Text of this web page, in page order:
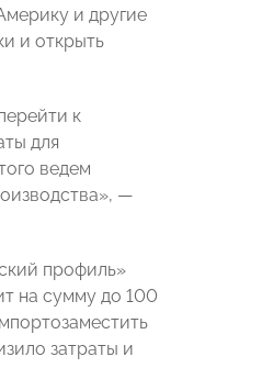
и другие
и открыть
к
для
ведем
—
профиль»
на сумму до 100
затраты и